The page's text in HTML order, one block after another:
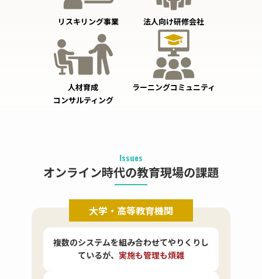
リスキリング事業 法人向け研修会社
人材育成
コンサルティング
ラーニングコミュニティ
Issues
オンライン時代の教育現場の課題
大学・高等教育機関
複数のシステムを組み合わせてやりくりし
ているが、 実施も管理も煩雑